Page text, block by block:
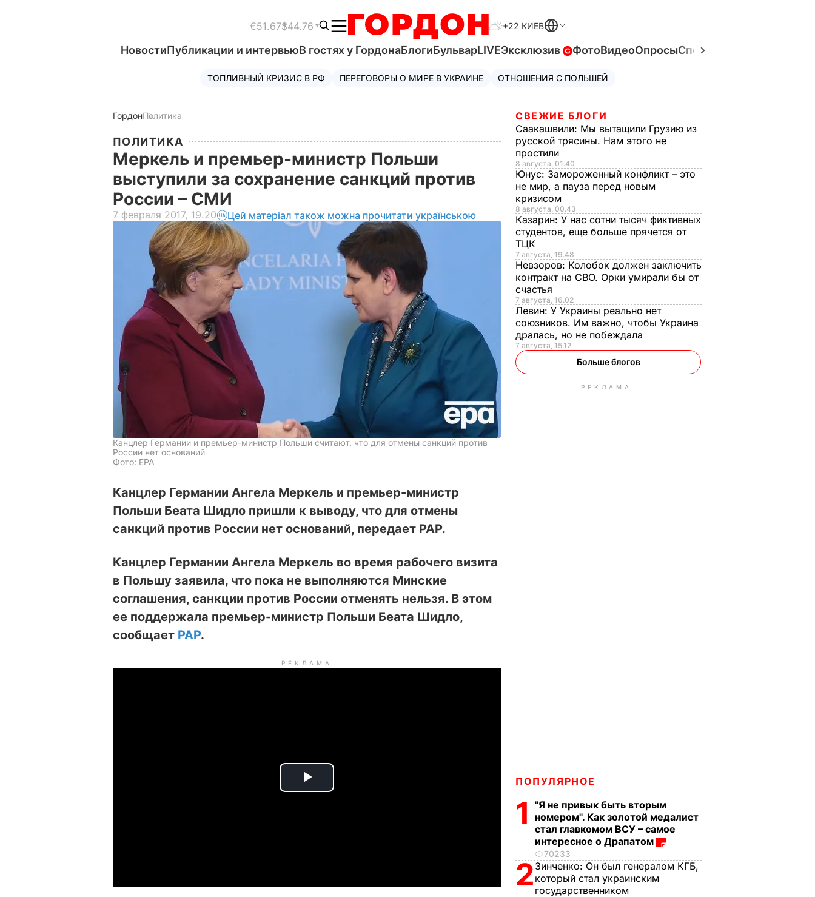
€51.67$44.76 +22 КИЕВ
НовостиПубликации и интервьюВ гостях у ГордонаБлогиБульварLIVEЭксклюзив ФотоВидеоОпросыСпецпроекты
ТОПЛИВНЫЙ КРИЗИС В РФ ПЕРЕГОВОРЫ О МИРЕ В УКРАИНЕ ОТНОШЕНИЯ С ПОЛЬШЕЙ
ГордонПолитика
ПОЛИТИКА
Меркель и премьер-министр Польши
выступили за сохранение санкций против
России – СМИ
7 февраля 2017, 19.20 Цей матеріал також можна прочитати українською
Канцлер Германии и премьер-министр Польши считают, что для отмены санкций против
России нет оснований
Фото: ЕРА
Канцлер Германии Ангела Меркель и премьер-министр
Польши Беата Шидло пришли к выводу, что для отмены
санкций против России нет оснований, передает РАР.
Канцлер Германии Ангела Меркель во время рабочего визита
в Польшу заявила, что пока не выполняются Минские
соглашения, санкции против России отменять нельзя. В этом
ее поддержала премьер-министр Польши Беата Шидло,
сообщает РАР.
РЕКЛАМА
P
СВЕЖИЕ БЛОГИ
Саакашвили: Мы вытащили Грузию из
русской трясины. Нам этого не
простили
8 августа, 01.40
Юнус: Замороженный конфликт – это
не мир, а пауза перед новым
кризисом
8 августа, 00.43
Казарин: У нас сотни тысяч фиктивных
студентов, еще больше прячется от
ТЦК
7 августа, 19.48
Невзоров: Колобок должен заключить
контракт на СВО. Орки умирали бы от
счастья
7 августа, 16.02
Левин: У Украины реально нет
союзников. Им важно, чтобы Украина
дралась, но не побеждала
7 августа, 15.12
Больше блогов
РЕКЛАМА
ПОПУЛЯРНОЕ
1
"Я не привык быть вторым
номером". Как золотой медалист
стал главкомом ВСУ – самое
интересное о Драпатом
70233
2 Зинченко: Он был генералом КГБ,
который стал украинским
государственником